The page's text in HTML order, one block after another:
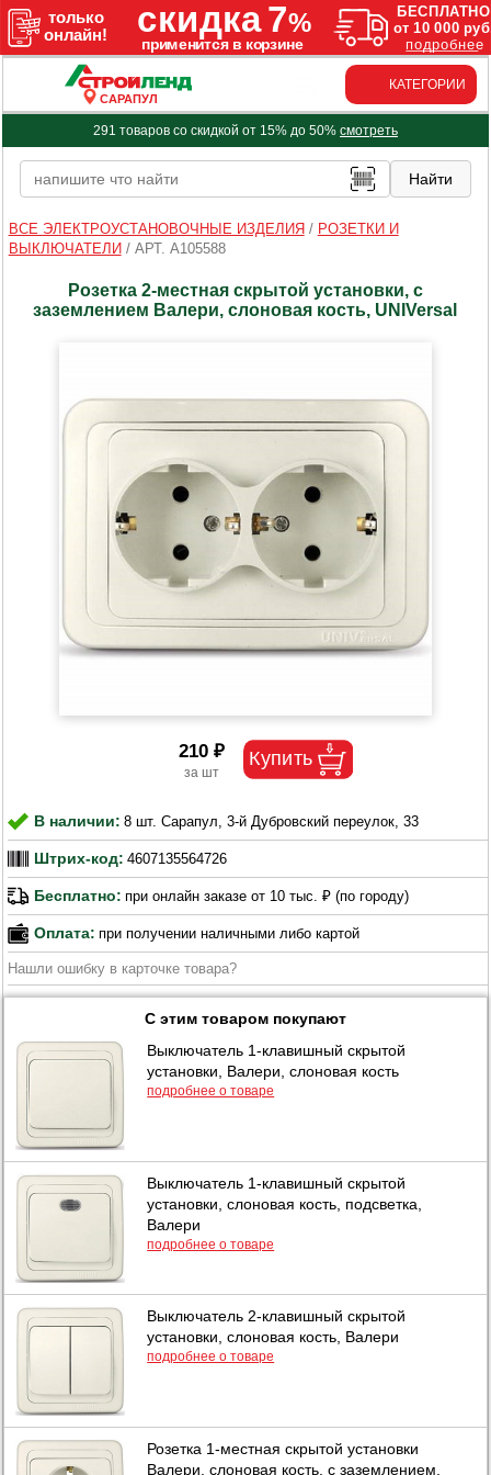
САРАПУЛ
КАТЕГОРИИ
291 товаров со скидкой от 15% до 50% смотреть
ВСЕ ЭЛЕКТРОУСТАНОВОЧНЫЕ ИЗДЕЛИЯ / РОЗЕТКИ И
ВЫКЛЮЧАТЕЛИ / АРТ. A105588
Розетка 2-местная скрытой установки, с
заземлением Валери, слоновая кость, UNIVersal
210 ₽
В наличии: 8 шт. Сарапул, 3-й Дубровский переулок, 33
Штрих-код: 4607135564726
Бесплатно: при онлайн заказе от 10 тыс. ₽ (по городу)
Оплата: при получении наличными либо картой
Нашли ошибку в карточке товара?
С этим товаром покупают
Выключатель 1-клавишный скрытой
установки, Валери, слоновая кость
подробнее о товаре
Выключатель 1-клавишный скрытой
установки, слоновая кость, подсветка,
Валери
подробнее о товаре
Выключатель 2-клавишный скрытой
установки, слоновая кость, Валери
подробнее о товаре
Розетка 1-местная скрытой установки
Валери, слоновая кость, с заземлением,